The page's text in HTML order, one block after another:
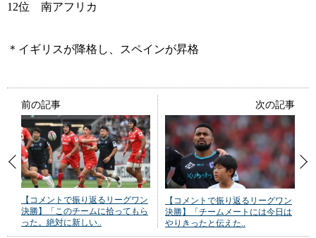
12位 南アフリカ
＊イギリスが降格し、スペインが昇格
前の記事
【コメントで振り返るリーグワン
決勝】「このチームに拾ってもら
った。絶対に新しい..
次の記事
【コメントで振り返るリーグワン
決勝】「チームメートには今日は
やりきったと伝えた..